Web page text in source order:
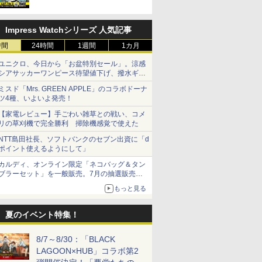
Impress Watchシリーズ 人気記事
24時間 1週間 1カ月
ニクロ、今日から「お盆特別セール」。涼感
アサッカーワンピース待望値下げ、撥水ギア
ョーツは1990円に
スド「Mrs. GREEN APPLE」のコラボドーナ
4種、いよいよ発売！
家電レビュー】手ごわい雑草との戦い、コメ
の草刈機で完全勝利 掃除機感覚で使えた
島田社長、ソフトバンクのセブン出資に「d
イント使えるようにして」
ルディ、オンライン限定「ネコバッグ＆タン
ラーセット」を一般販売。7月の抽選販売の
もっと見る
夏のイベント特集！
8/7～8/30：「BLACK
LAGOON×HUB」コラボ第2